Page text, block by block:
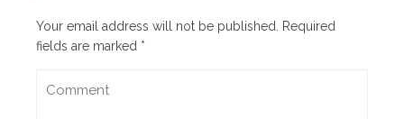
Your email address will not be published.
Required
fields are marked *